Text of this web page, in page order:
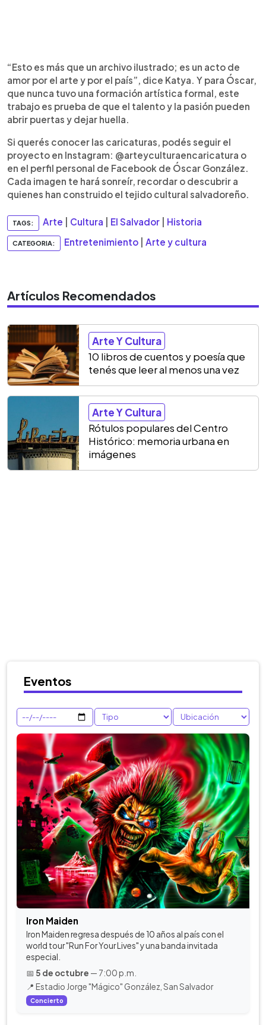
“Esto es más que un archivo ilustrado; es un acto de
amor por el arte y por el país”, dice Katya. Y para Óscar,
que nunca tuvo una formación artística formal, este
trabajo es prueba de que el talento y la pasión pueden
abrir puertas y dejar huella.
Si querés conocer las caricaturas, podés seguir el
proyecto en Instagram: @arteyculturaencaricatura o
en el perfil personal de Facebook de Óscar González.
Cada imagen te hará sonreír, recordar o descubrir a
quienes han construido el tejido cultural salvadoreño.
TAGS: Arte Cultura El Salvador Historia
CATEGORIA: Entretenimiento Arte y cultura
Artículos Recomendados
Arte Y Cultura
10 libros de cuentos y poesía que
tenés que leer al menos una vez
Arte Y Cultura
Rótulos populares del Centro
Histórico: memoria urbana en
imágenes
Eventos
Iron Maiden
Iron Maiden regresa después de 10 años al país con el
world tour "Run For Your Lives" y una banda invitada
especial.
📅 5 de octubre — 7:00 p.m.
📍 Estadio Jorge "Mágico" González, San Salvador
Concierto